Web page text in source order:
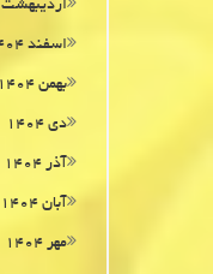
اردیبهشت ۱۴۰۵
اسفند ۱۴۰۴
بهمن ۱۴۰۴
دی ۱۴۰۴
آذر ۱۴۰۴
آبان ۱۴۰۴
مهر ۱۴۰۴